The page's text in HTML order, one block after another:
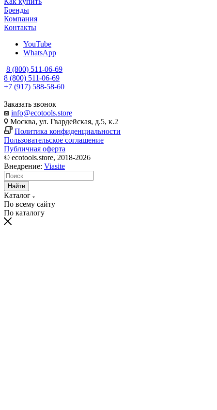
Бренды
Компания
Контакты
YouTube
WhatsApp
8 (800) 511-06-69
8 (800) 511-06-69
+7 (917) 588-58-60
Заказать звонок
info@ecotools.store
Москва, ул. Гвардейская, д.5, к.2
Политика конфиденциальности
Пользовательское соглашение
Публичная оферта
© ecotools.store, 2018-2026
Внедрение: Viasite
Найти
Каталог
По всему сайту
По каталогу